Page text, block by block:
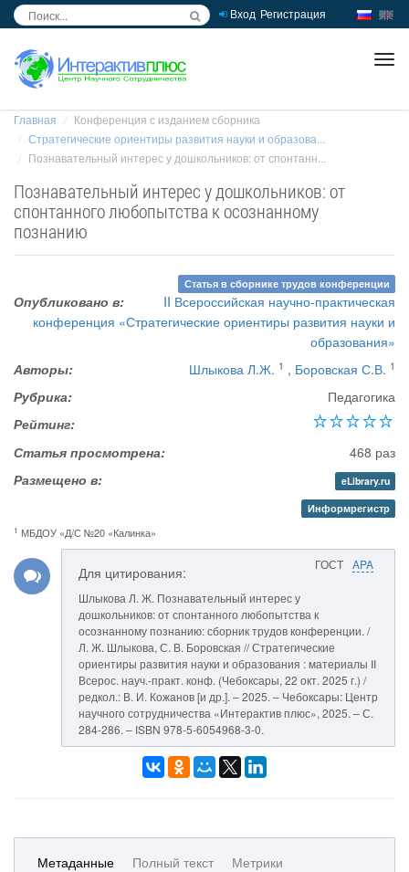
Вход Регистрация
Главная
Конференция с изданием сборника
Стратегические ориентиры развития науки и образова...
Познавательный интерес у дошкольников: от спонтанн...
Познавательный интерес у дошкольников: от
спонтанного любопытства к осознанному
познанию
Статья в сборнике трудов конференции
Опубликовано в:
II Всероссийская научно-практическая
конференция «Стратегические ориентиры развития науки и
образования»
Авторы:
Шлыкова Л.Ж. 1 , Боровская С.В. 1
Рубрика:
Педагогика
Рейтинг:
Статья просмотрена:
468 раз
Размещено в:
eLibrary.ru
Информрегистр
1 МБДОУ «Д/С №20 «Калинка»
ГОСТ APA
Для цитирования:
Шлыкова Л. Ж. Познавательный интерес у
дошкольников: от спонтанного любопытства к
осознанному познанию: сборник трудов конференции. /
Л. Ж. Шлыкова, С. В. Боровская // Стратегические
ориентиры развития науки и образования : материалы II
Всерос. науч.-практ. конф. (Чебоксары, 22 окт. 2025 г.) /
редкол.: В. И. Кожанов [и др.]. – 2025. – Чебоксары: Центр
научного сотрудничества «Интерактив плюс», 2025. – С.
284-286. – ISBN 978-5-6054968-3-0.
Метаданные Полный текст Метрики